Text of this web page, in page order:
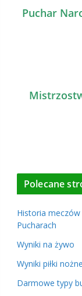
Puchar
Polecane
Historia
Pucharach
Wyniki na żywo
Wyniki piłki
Darmowe typy